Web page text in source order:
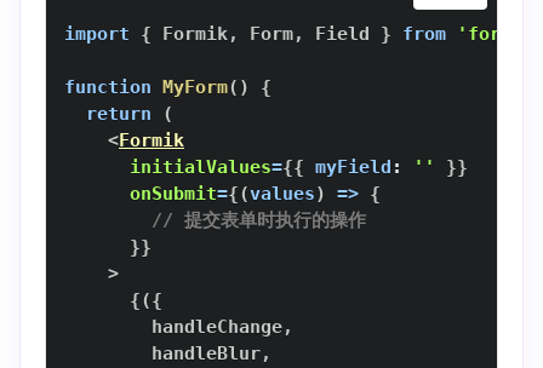
import { Formik, Form, Field } from 'formik'
function MyForm( )
{
return
(
<Formik
initialValues={{ myField : '' }}
onSubmit={(values) => {
// 提交表单时执行的操作
}}
>
{({
        handleChange
,
        handleBlur
,